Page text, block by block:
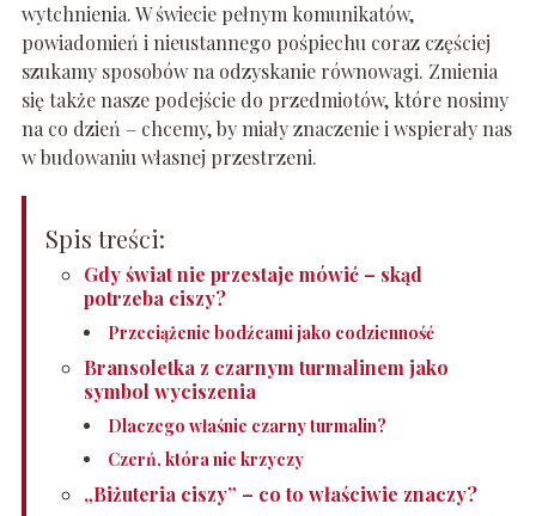
wytchnienia. W świecie pełnym komunikatów,
powiadomień i nieustannego pośpiechu coraz częściej
szukamy sposobów na odzyskanie równowagi. Zmienia
się także nasze podejście do przedmiotów, które nosimy
na co dzień – chcemy, by miały znaczenie i wspierały nas
w budowaniu własnej przestrzeni.
Spis treści:
Gdy świat nie przestaje mówić – skąd
potrzeba ciszy?
Przeciążenie bodźcami jako codzienność
Bransoletka z czarnym turmalinem jako
symbol wyciszenia
Dlaczego właśnie czarny turmalin?
Czerń, która nie krzyczy
„Biżuteria ciszy” – co to właściwie znaczy?